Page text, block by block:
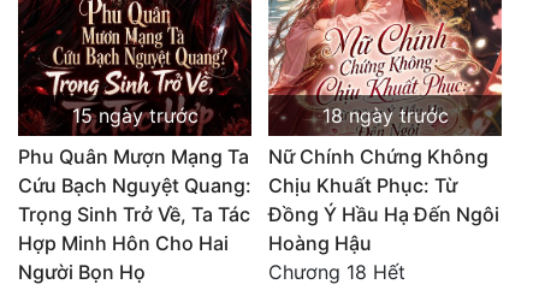
Sát Phạt Quyết Đoán
Vô Sỉ
Điềm Đạm
15 ngày trước
Phu Quân Mượn Mạng Ta
Cứu Bạch Nguyệt Quang:
Trọng Sinh Trở Về, Ta Tác
Hợp Minh Hôn Cho Hai
Người Bọn Họ
18 ngày trước
Nữ Chính Chứng Không
Chịu Khuất Phục: Từ
Đồng Ý Hầu Hạ Đến Ngôi
Hoàng Hậu
Chương 18 Hết